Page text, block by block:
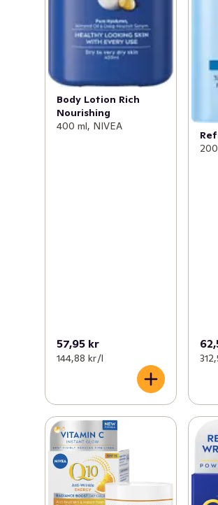
Body Lotion Rich
Nourishing
400 ml, NIVEA
57,95 kr
144,88 kr /l